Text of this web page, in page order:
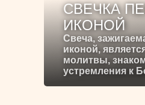
СВЕЧКА
ИКОНОЙ
Свеча,
иконой,
молитвы,
устремления к